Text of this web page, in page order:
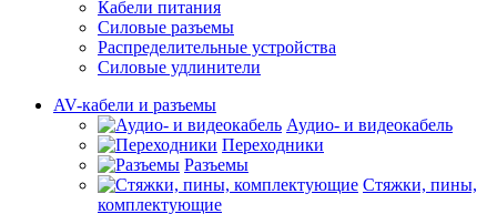
Кабели питания
Силовые разъемы
Распределительные устройства
Силовые удлинители
AV-кабели и разъемы
Аудио- и видеокабель
Переходники
Разъемы
Стяжки, пины,
комплектующие